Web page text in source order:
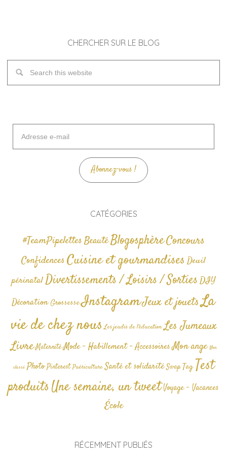
CHERCHER SUR LE BLOG
mail
Abonnez-vous !
CATÉGORIES
#TeamPipelettesBeautéBlogosphèreConcours
Confidences Cuisine et gourmandises Deuil
périnatalDivertissements / Loisirs / SortiesDIY
Décoration GrossesseInstagramJeux et jouetsLa
vie de chez nous Les jeudis de l'éducation Les Jumeaux
Livre Maternité Mode - Habillement - AccessoiresMon ange Non
classé Photo Pinterest Puériculture Santé et solidarité Swap TagTest
produitsUne semaine, un tweetVoyage - Vacances
École
RÉCEMMENT PUBLIÉS